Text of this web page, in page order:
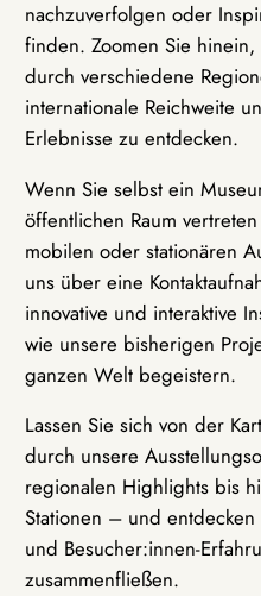
nachzuverfolgen oder
finden. Zoomen Sie
durch verschiedene
internationale Reichweite
Erlebnisse zu entdecken.
Wenn Sie selbst ein
öffentlichen Raum
mobilen oder stationären
uns über eine
innovative und interaktive
wie unsere bisherigen
ganzen Welt begeistern.
Lassen Sie sich von der
durch unsere
regionalen Highlights bis
Stationen – und
und Besucher:innen-
zusammenfließen.